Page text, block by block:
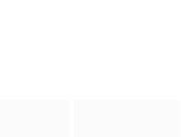
上，经历复杂的人物关系和情感
人”；共享同一具躯体的人格“刮刮
安与昆曲名伶荣筱楠推向不死不休